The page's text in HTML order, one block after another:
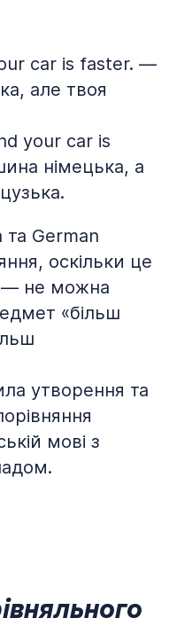
car is faster. —
але твоя
your car is
німецька, а
та German
оскільки це
— не можна
«більш
утворення та
мові з